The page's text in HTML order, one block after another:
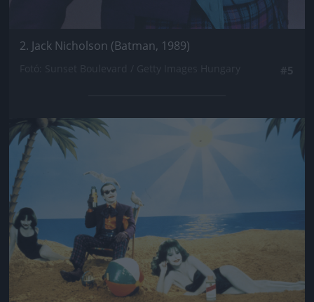
2. Jack Nicholson (Batman, 1989)
Jön még kép!